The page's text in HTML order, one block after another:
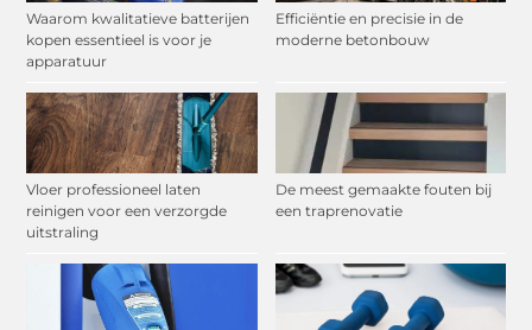
Waarom kwalitatieve batterijen
kopen essentieel is voor je
apparatuur
Efficiëntie en precisie in de
moderne betonbouw
Vloer professioneel laten
reinigen voor een verzorgde
uitstraling
De meest gemaakte fouten bij
een traprenovatie